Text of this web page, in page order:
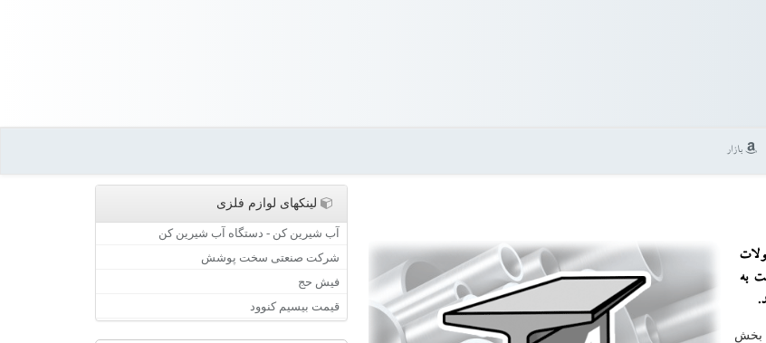
بازار
فصل منتهی به فصل زمستان ۹۸ نسبت به
بخش
لینکهای لوازم فلزی
آب شیرین کن - دستگاه آب شیرین کن
شرکت صنعتی سخت پوشش
فیش حج
قیمت بیسیم کنوود